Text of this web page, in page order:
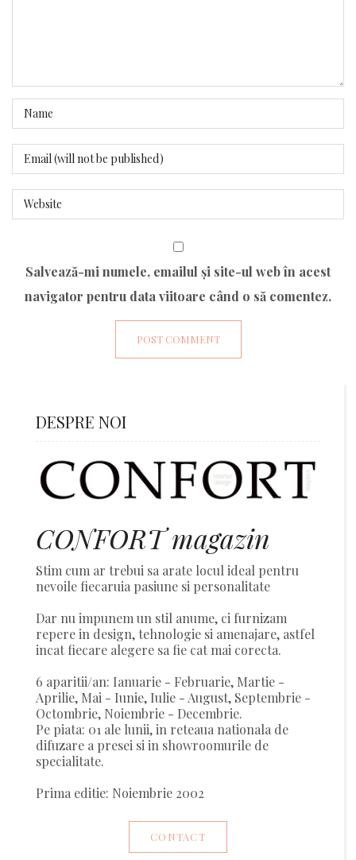
Salvează-mi numele, emailul și site-ul web în acest
navigator pentru data viitoare când o să comentez.
DESPRE NOI
CONFORT magazin
Stim cum ar trebui sa arate locul ideal pentru
nevoile fiecaruia pasiune si personalitate
Dar nu impunem un stil anume, ci furnizam
repere in design, tehnologie si amenajare, astfel
incat fiecare alegere sa fie cat mai corecta.
6 aparitii/an: Ianuarie - Februarie, Martie -
Aprilie, Mai - Iunie, Iulie - August, Septembrie -
Octombrie, Noiembrie - Decembrie.
Pe piata: 01 ale lunii, in reteaua nationala de
difuzare a presei si in showroomurile de
specialitate.
Prima editie: Noiembrie 2002
CONTACT